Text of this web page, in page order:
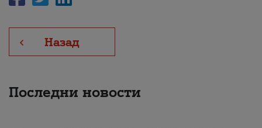
Назад
Последни новости